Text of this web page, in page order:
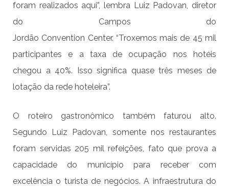
foram realizados aqui”, lembra Luiz Padovan, diretor
do Campos do
Jordão Convention Center. “Troxemos mais de 45 mil
participantes e a taxa de ocupação nos hotéis
chegou a 40%. Isso significa quase três meses de
lotação da rede hoteleira”.
O roteiro gastronômico também faturou alto.
Segundo Luiz Padovan, somente nos restaurantes
foram servidas 205 mil refeições, fato que prova a
capacidade do município para receber com
excelência o turista de negócios. A infraestrutura do